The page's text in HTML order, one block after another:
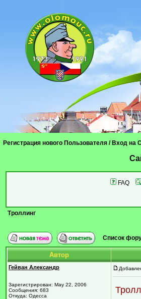
Регистрация нового Пользователя / Вход на
FAQ
Троллинг
Список
Автор
Гейван Александр
Зарегистрирован: May 22, 2006
Сообщения: 683
Откуда: Одесса